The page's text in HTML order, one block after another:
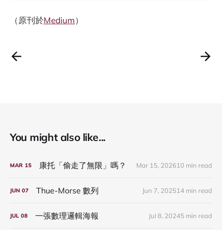
（原刊於Medium）
You might also like...
MAR 15 康托「偷走了無限」嗎？ Mar 15, 202610 min read
JUN 07 Thue-Morse 數列 Jun 7, 202514 min read
JUL 08 一張數理邏輯海報 Jul 8, 20245 min read